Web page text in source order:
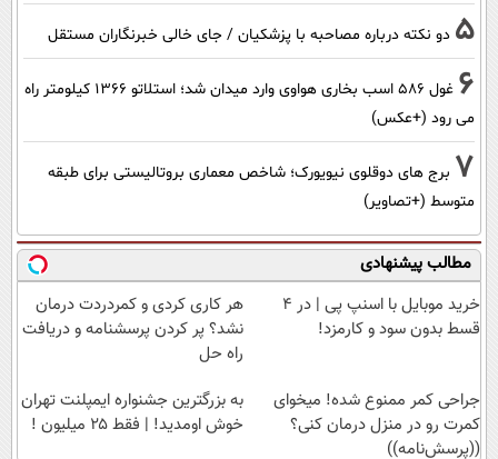
5 دو نکته درباره مصاحبه با پزشکیان / جای خالی خبرنگاران مستقل
6
غول 586 اسب بخاری هواوی وارد میدان شد؛ استلاتو 1366 کیلومتر راه
می رود (+عکس)
7 برج های دوقلوی نیویورک؛ شاخص معماری بروتالیستی برای طبقه
متوسط (+تصاویر)
مطالب پیشنهادی
خرید موبایل با اسنپ پی | در ۴
قسط بدون سود و کارمزد!
هر کاری کردی و کمردردت درمان
نشد؟ پر کردن پرسشنامه و دریافت
راه حل
جراحی کمر ممنوع شده! میخوای
کمرت رو در منزل درمان کنی؟
((پرسش‌نامه))
به بزرگترین جشنواره ایمپلنت تهران
خوش اومدید! | فقط ۲۵ میلیون !